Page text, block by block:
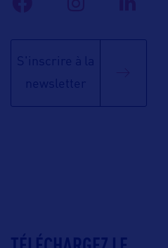
S'inscrire à la
newsletter